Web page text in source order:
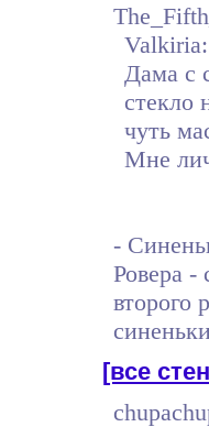
Valkiria:
Дама с
стекло
чуть
Мне
-
Ровера -
второго
[все